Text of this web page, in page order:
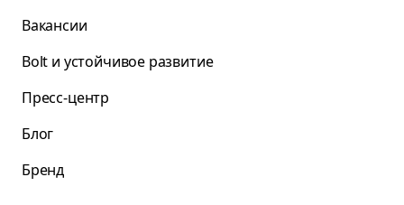
Вакансии
Bolt и устойчивое развитие
Пресс-центр
Блог
Бренд